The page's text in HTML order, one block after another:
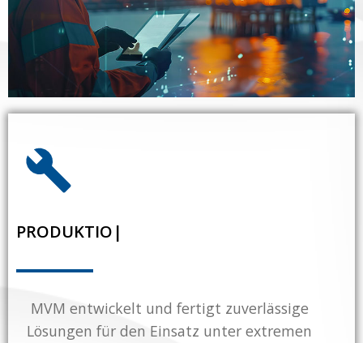
PRODUKT|
MVM entwickelt und fertigt zuverlässige
Lösungen für den Einsatz unter extremen